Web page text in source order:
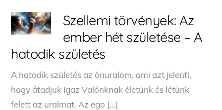
Szellemi törvények: Az
ember hét születése – A
hatodik születés
A hatodik születés az önuralom, ami azt jelenti,
hogy átadjuk Igaz Valónknak életünk és létünk
felett az uralmat. Az ego […]